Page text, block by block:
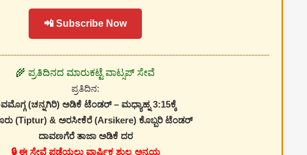
📲 Subscribe Now
🌾 ಪ್ರತಿದಿನದ ಮಾರುಕಟ್ಟೆ ವಾಟ್ಸಪ್ ಸೇವೆ
ಪ್ರತಿದಿನ:
(ಚನ್ನಗಿರಿ) ಅಡಿಕೆ ಟೆಂಡರ್ – ಮಧ್ಯಾಹ್ನ 3:15ಕ್ಕೆ
(Tiptur) & ಅರಸೀಕೆರೆ (Arsikere) ಕೊಬ್ಬರಿ ಟೆಂಡರ್
ದಾವಣಗೆರೆ ತಾಜಾ ಅಡಿಕೆ ದರ
🔒 ಈ ಸೇವೆ ಪಡೆಯಲು ವಾರ್ಷಿಕ ಶುಲ್ಕ ಅನ್ವಯ